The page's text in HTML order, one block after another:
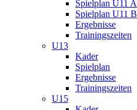
Spielplan U11 A
Spielplan U11 B
Ergebnisse
Trainingszeiten
U13
Kader
Spielplan
Ergebnisse
Trainingszeiten
U15